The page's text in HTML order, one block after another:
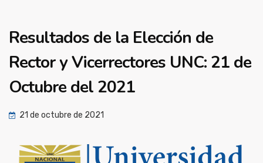
Resultados de la Elección de
Rector y Vicerrectores UNC: 21 de
Octubre del 2021
21 de octubre de 2021